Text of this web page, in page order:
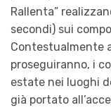
Rallenta”
secondi) sui
Contestualmente
proseguiranno, i
estate nei luoghi
già portato